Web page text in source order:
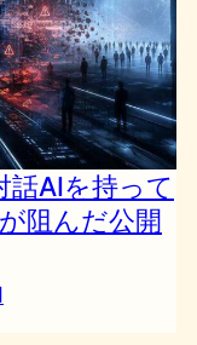
話AIを持って
阻んだ公開